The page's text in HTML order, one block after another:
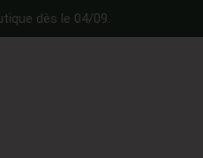
dès le 04/09.